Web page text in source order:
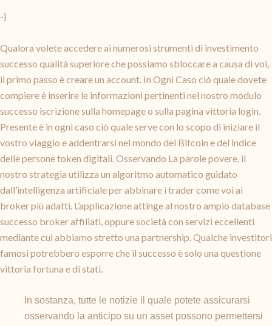
-}
Qualora volete accedere ai numerosi strumenti di investimento
successo qualità superiore che possiamo sbloccare a causa di voi,
il primo passo è creare un account. In Ogni Caso ciò quale dovete
compiere è inserire le informazioni pertinenti nel nostro modulo
successo iscrizione sulla homepage o sulla pagina vittoria login.
Presente è in ogni caso ciò quale serve con lo scopo di iniziare il
vostro viaggio e addentrarsi nel mondo del Bitcoin e del indice
delle persone token digitali. Osservando La parole povere, il
nostro strategia utilizza un algoritmo automatico guidato
dall’intelligenza artificiale per abbinare i trader come voi ai
broker più adatti. L’applicazione attinge al nostro ampio database
successo broker affiliati, oppure società con servizi eccellenti
mediante cui abbiamo stretto una partnership. Qualche investitori
famosi potrebbero esporre che il successo è solo una questione
vittoria fortuna e di stati.
In sostanza, tutte le notizie il quale potete assicurarsi
osservando la anticipo su un asset possono permettersi